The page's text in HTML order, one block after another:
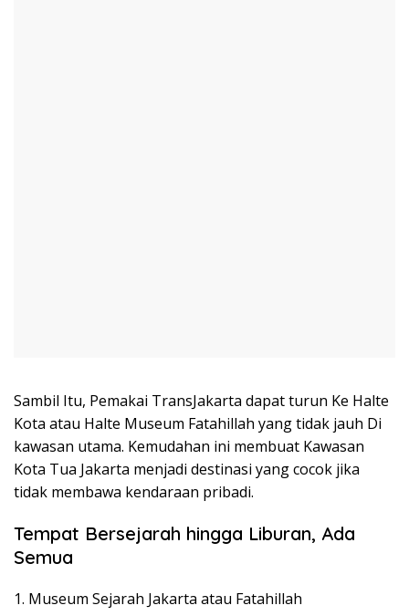
Sambil Itu, Pemakai TransJakarta dapat turun Ke Halte
Kota atau Halte Museum Fatahillah yang tidak jauh Di
kawasan utama. Kemudahan ini membuat Kawasan
Kota Tua Jakarta menjadi destinasi yang cocok jika
tidak membawa kendaraan pribadi.
Tempat Bersejarah hingga Liburan, Ada
Semua
1. Museum Sejarah Jakarta atau Fatahillah